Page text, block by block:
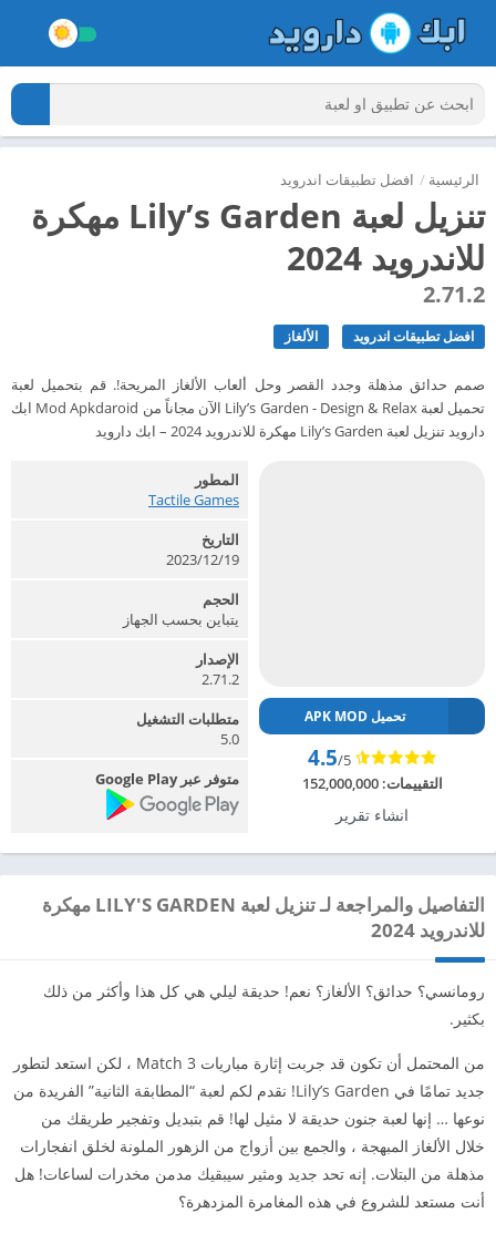
الرئيسية / افضل تطبيقات اندرويد
تنزيل لعبة Lily’s Garden مهكرة
للاندرويد 2024
2.71.2
افضل تطبيقات اندرويد الألغاز
صمم حدائق مذهلة وجدد القصر وحل ألعاب الألغاز المريحة!. قم بتحميل لعبة
تحميل لعبة Lily’s Garden - Design & Relax الآن مجاناً من Mod Apkdaroid ابك
دارويد تنزيل لعبة Lily’s Garden مهكرة للاندرويد 2024 – ابك دارويد
تحميل APK MOD
4.5/5
التقييمات:152,000,000
انشاء تقرير
المطور
Tactile Games‏
التاريخ
2023/12/19
الحجم
يتباين بحسب الجهاز
الإصدار
2.71.2
متطلبات التشغيل
5.0
متوفر عبر Google Play
التفاصيل والمراجعة لـ تنزيل لعبة LILY'S GARDEN مهكرة
للاندرويد 2024
رومانسي؟ حدائق؟ الألغاز؟ نعم! حديقة ليلي هي كل هذا وأكثر من ذلك
بكثير.
من المحتمل أن تكون قد جربت إثارة مباريات Match 3 ، لكن استعد لتطور
جديد تمامًا في Lily’s Garden! نقدم لكم لعبة “المطابقة الثانية” الفريدة من
نوعها … إنها لعبة جنون حديقة لا مثيل لها! قم بتبديل وتفجير طريقك من
خلال الألغاز المبهجة ، والجمع بين أزواج من الزهور الملونة لخلق انفجارات
مذهلة من البتلات. إنه تحد جديد ومثير سيبقيك مدمن مخدرات لساعات! هل
أنت مستعد للشروع في هذه المغامرة المزدهرة؟